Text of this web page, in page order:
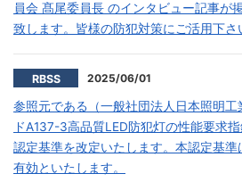
員会 髙尾委員長 のインタビュー記事が
致します。皆様の防犯対策にご活用下さ
2025/06/01
RBSS
参照元である（一般社団法人日本照明工
ドA137-3高品質LED防犯灯の性能要求
認定基準を改定いたします。本認定基準
有効といたします。